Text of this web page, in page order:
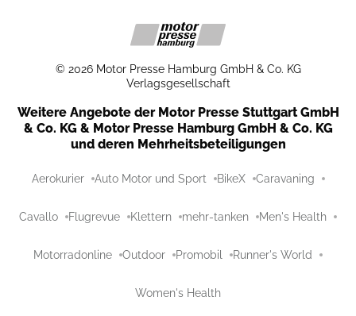
© 2026 Motor Presse Hamburg GmbH & Co. KG
Verlagsgesellschaft
Weitere Angebote der Motor Presse Stuttgart GmbH
& Co. KG & Motor Presse Hamburg GmbH & Co. KG
und deren Mehrheitsbeteiligungen
Aerokurier Auto Motor und Sport BikeX Caravaning
Cavallo Flugrevue Klettern mehr-tanken Men's Health
Motorradonline Outdoor Promobil Runner's World
Women's Health